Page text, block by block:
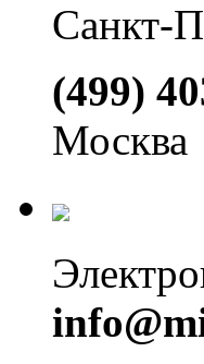
Санкт-
(499)
Москва